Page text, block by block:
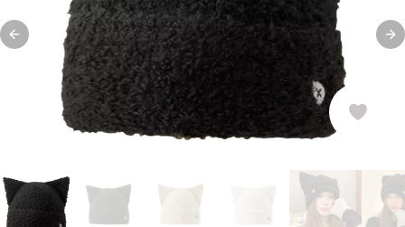
Previous slide